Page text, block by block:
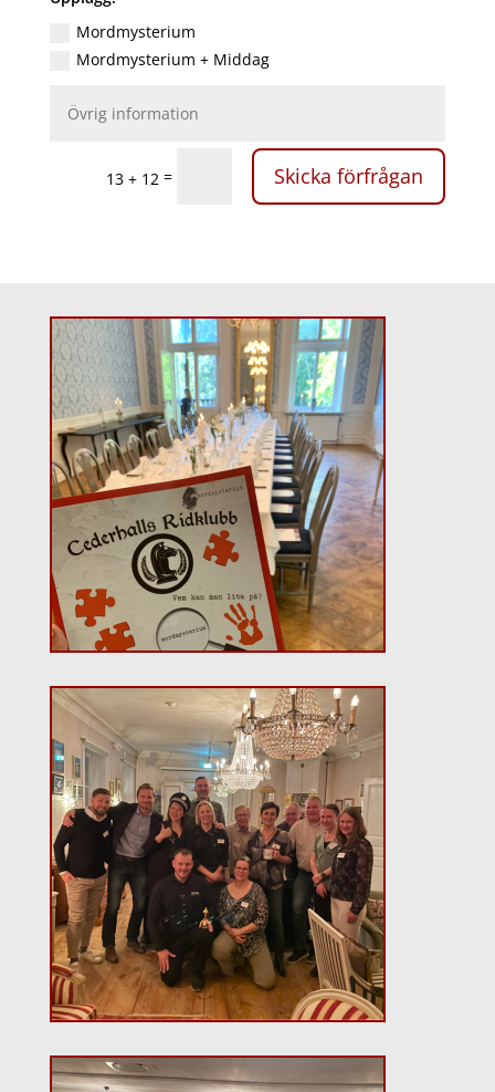
Mordmysterium
Mordmysterium + Middag
13 + 12 = Skicka förfrågan